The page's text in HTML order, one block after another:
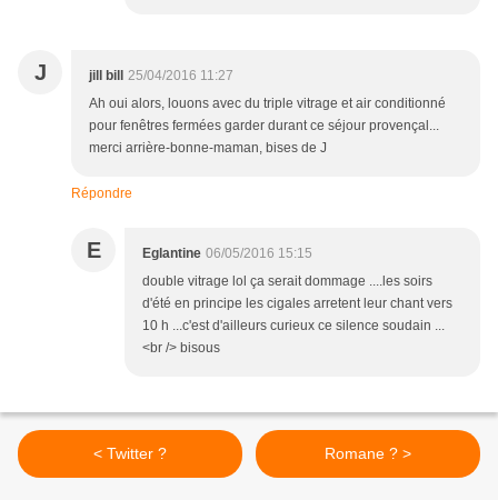
J jill bill
25/04/2016 11:27
Ah oui alors, louons avec du triple vitrage et air conditionné
pour fenêtres fermées garder durant ce séjour provençal...
merci arrière-bonne-maman, bises de J
Répondre
E Eglantine 06/05/2016 15:15
double vitrage lol ça serait dommage ....les soirs
d'été en principe les cigales arretent leur chant vers
10 h ...c'est d'ailleurs curieux ce silence soudain ...
<br /> bisous
< Twitter ? Romane ? >